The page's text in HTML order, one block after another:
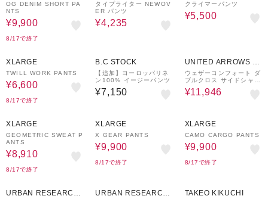
OG DENIM SHORT PA
NTS
¥9,900
8/17で終了
タイプライター NEWOV
ER パンツ
¥4,235
クライマーパンツ
¥5,500
XLARGE
TWILL WORK PANTS
¥6,600
8/17で終了
B.C STOCK
【追加】ヨーロッパリネ
ン100% イージーパンツ
¥7,150
UNITED ARROWS O
UTLET
ウェザーコンフォート ダ
ブルクロス サイドシャー
リング 1プリーツ スラッ
クス ‐防しわ・撥水・2W
¥11,946
XLARGE
GEOMETRIC SWEAT P
ANTS
¥8,910
8/17で終了
XLARGE
X GEAR PANTS
¥9,900
8/17で終了
XLARGE
CAMO CARGO PANTS
¥9,900
8/17で終了
URBAN RESEARCH
URBAN RESEARCH
TAKEO KIKUCHI